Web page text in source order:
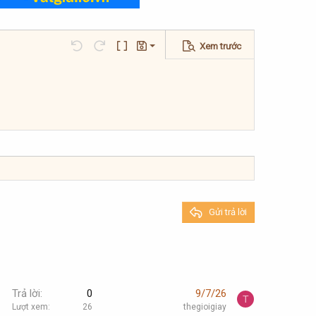
Undo Redo Toggle BB code
Bản thảo
Lưu nháp
Xem trước
Gửi trả lời
Trả lời 0
Lượt xem 26
9/7/26
thegioigiay
T